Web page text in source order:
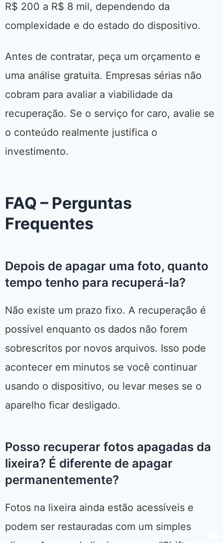
R$ 200 a R$ 8 mil, dependendo da
complexidade e do estado do dispositivo.
Antes de contratar, peça um orçamento e
uma análise gratuita. Empresas sérias não
cobram para avaliar a viabilidade da
recuperação. Se o serviço for caro, avalie se
o conteúdo realmente justifica o
investimento.
FAQ – Perguntas
Frequentes
Depois de apagar uma foto, quanto
tempo tenho para recuperá-la?
Não existe um prazo fixo. A recuperação é
possível enquanto os dados não forem
sobrescritos por novos arquivos. Isso pode
acontecer em minutos se você continuar
usando o dispositivo, ou levar meses se o
aparelho ficar desligado.
Posso recuperar fotos apagadas da
lixeira? É diferente de apagar
permanentemente?
Fotos na lixeira ainda estão acessíveis e
podem ser restauradas com um simples